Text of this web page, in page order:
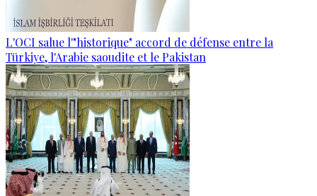
L'OCI salue l'"historique" accord de défense entre la
Türkiye, l'Arabie saoudite et le Pakistan